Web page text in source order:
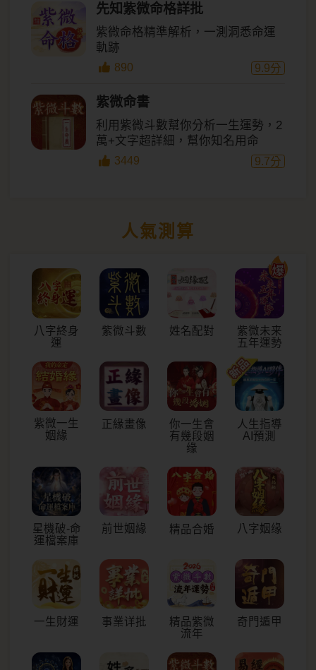
先知紫微命格詳批
紫微命格精準解析，一測洞悉命運
軌跡
890 9.9分
紫微命書
利用紫微斗數幫你分析一生運勢，2
萬+文字超詳細，幫你知名用命
3449 9.7分
人氣測算
八字終身
運
紫微斗數 姓名配對
紫微未来
五年運勢
紫微一生
姻緣
正緣畫像
你一生會
有幾段姻
缘
人生指導
AI預測
星機破-命
運檔案庫
前世姻緣 精品合婚 八字姻缘
一生財運 事業详批
精品紫微
流年
奇門遁甲